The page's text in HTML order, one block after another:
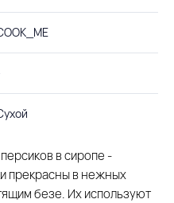
в сиропе -
прекрасны в нежных
безе. Их используют